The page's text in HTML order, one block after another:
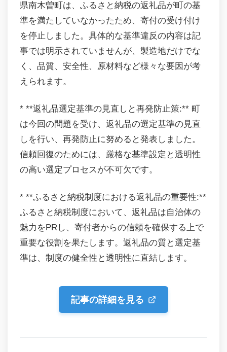
県南木曽町は、ふるさと納税の返礼品が町の基
準を満たしていなかったため、寄付の受け付け
を停止しました。具体的な基準違反の内容は記
事では明示されていませんが、製造地だけでな
く、品質、安全性、原材料など様々な要因が考
えられます。
* **返礼品選定基準の見直しと再発防止策:** 町
は今回の問題を受け、返礼品の選定基準の見直
しを行い、再発防止に努めると発表しました。
信頼回復のためには、厳格な基準設定と透明性
の高い選定プロセスが不可欠です。
* **ふるさと納税制度における返礼品の重要性:**
ふるさと納税制度において、返礼品は自治体の
魅力をPRし、寄付者からの信頼を確保する上で
重要な役割を果たします。返礼品の質と選定基
準は、制度の健全性と透明性に直結します。
記事の詳細を見る